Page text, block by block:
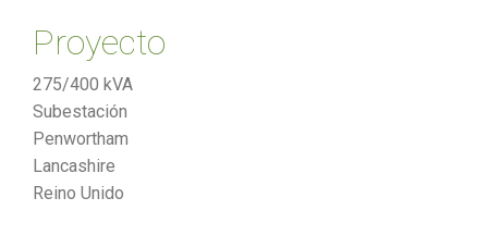
Proyecto
275/400 kVA
Subestación
Penwortham
Lancashire
Reino Unido